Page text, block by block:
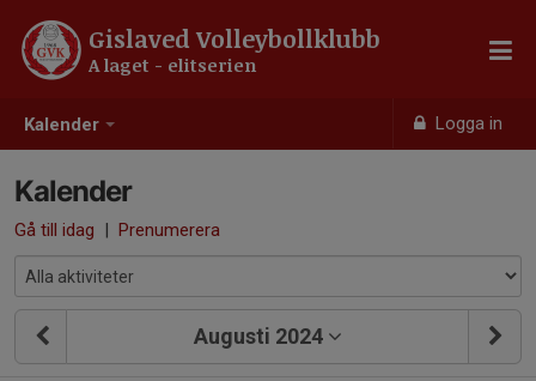
Kalender Logga in
Gislaved Volleybollklubb
A laget - elitserien
Kalender
Gå till idag | Prenumerera
Augusti 2024